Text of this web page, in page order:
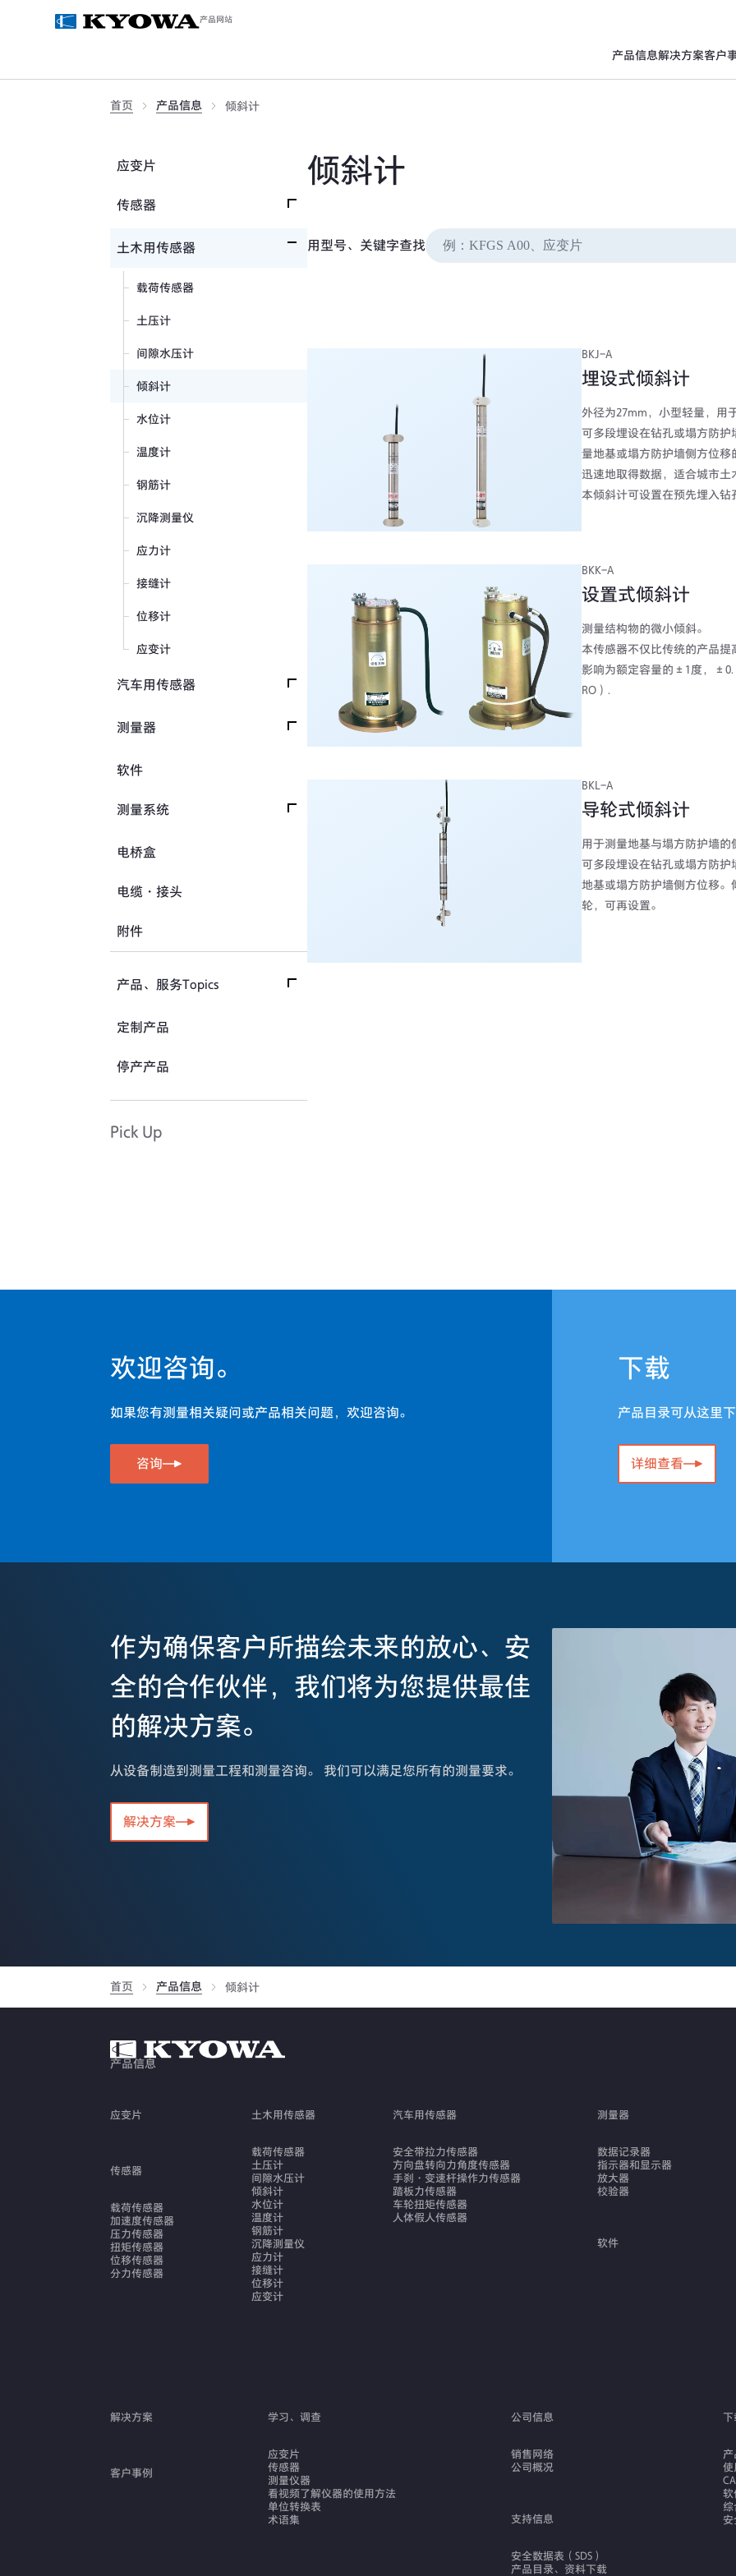
产品网站
产品信息解决方案客户
首页 产品信息 倾斜计
倾斜计
用型号、关键字查找
BKJ-A
埋设式倾斜计
外径为27mm，小型轻量，用
可多段埋设在钻孔或塌方防
量地基或塌方防护墙侧方位
迅速地取得数据，适合城市
本倾斜计可设置在预先埋入
BKK-A
设置式倾斜计
测量结构物的微小倾斜。
本传感器不仅比传统的产品
影响为额定容量的±1度，
RO）.
BKL-A
导轮式倾斜计
用于测量地基与塌方防护墙的
可多段埋设在钻孔或塌方防
地基或塌方防护墙侧方位移
轮，可再设置。
应变片
传感器
载荷传感器
土木用传感器
载荷传感器
土压计
间隙水压计
倾斜计
水位计
温度计
钢筋计
沉降测量仪
应力计
接缝计
位移计
应变计
汽车用传感器
安全带拉力传感器
车轮扭矩传感器
人体假人传感器
测量器
数据记录器
软件
测量系统
交通系统（公路）
试验装置、系统
电桥盒
电缆・接头
附件
产品、服务Topics
产品、服务Topics首页
定制产品
停产产品
Pick Up
欢迎咨询。
如果您有测量相关疑问或产品相关问题，欢迎咨询。
咨询
下载
产品目录可从这里
详细查看
作为确保客户所描绘未来的放心、安
全的合作伙伴，我们将为您提供最佳
的解决方案。
从设备制造到测量工程和测量咨询。 我们可以满足您所有的测量要求。
解决方案
首页 产品信息 倾斜计
产品信息
应变片
传感器
载荷传感器
加速度传感器
压力传感器
扭矩传感器
位移传感器
分力传感器
土木用传感器
载荷传感器
土压计
间隙水压计
倾斜计
水位计
温度计
钢筋计
沉降测量仪
应力计
接缝计
位移计
应变计
汽车用传感器
安全带拉力传感器
方向盘转向力角度传感器
手刹・变速杆操作力传感器
踏板力传感器
车轮扭矩传感器
人体假人传感器
测量器
数据记录器
指示器和显示器
放大器
校验器
软件
解决方案
客户事例
学习、调查
应变片
传感器
测量仪器
看视频了解仪器的使用方法
单位转换表
术语集
公司信息
销售网络
公司概况
支持信息
安全数据表（SDS）
产品目录、资料下载
下
产
使
软
综
安